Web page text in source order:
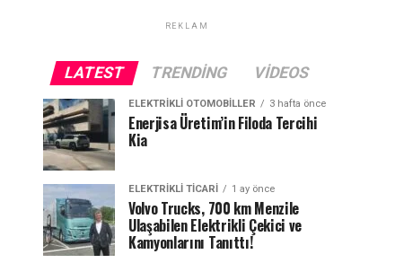
REKLAM
LATEST TRENDING VIDEOS
ELEKTRIKLI OTOMOBILLER 3 hafta önce
Enerjisa Üretim’in Filoda Tercihi
Kia
ELEKTRIKLI TICARI 1 ay önce
Volvo Trucks, 700 km Menzile
Ulaşabilen Elektrikli Çekici ve
Kamyonlarını Tanıttı!